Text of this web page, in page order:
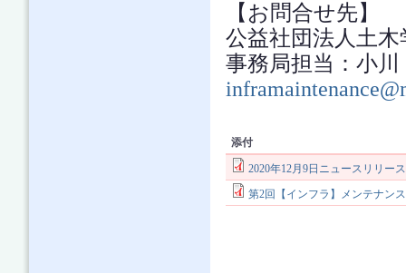
【お問合せ先】
公益社団法人土
事務局担当：小
添付
2020年12月9日ニュースリリース
第2回【インフラ】メンテナン